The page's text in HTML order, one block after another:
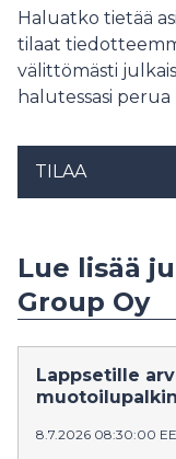
Haluatko tietää
tilaat
välittömästi
halutessasi
TILAA
Lue lisää
Group Oy
Lappsetille
8.7.2026 08:30:00